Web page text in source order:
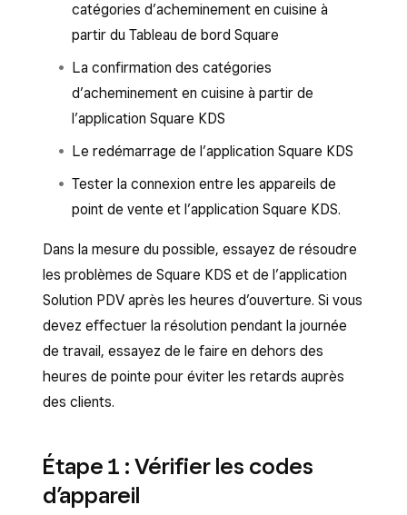
catégories d’acheminement en cuisine à
partir du Tableau de bord Square
La confirmation des catégories
d’acheminement en cuisine à partir de
l’application Square KDS
Le redémarrage de l’application Square KDS
Tester la connexion entre les appareils de
point de vente et l’application Square KDS.
Dans la mesure du possible, essayez de résoudre
les problèmes de Square KDS et de l’application
Solution PDV après les heures d’ouverture. Si vous
devez effectuer la résolution pendant la journée
de travail, essayez de le faire en dehors des
heures de pointe pour éviter les retards auprès
des clients.
Étape 1 : Vérifier les codes
d’appareil